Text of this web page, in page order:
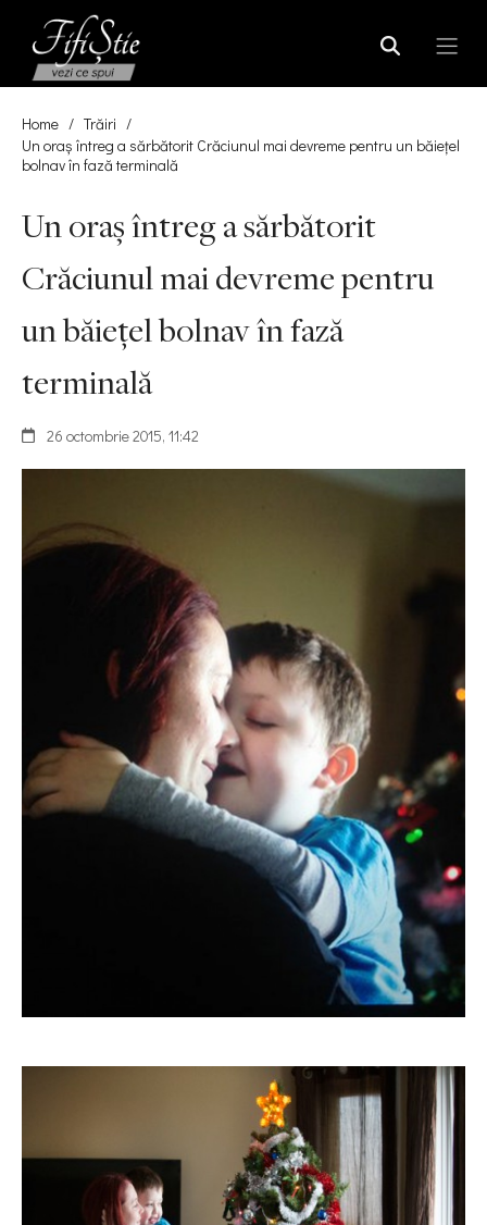
Home / Trăiri /
Un oraș întreg a sărbătorit Crăciunul mai devreme pentru un băiețel
bolnav în fază terminală
Un oraș întreg a sărbătorit
Crăciunul mai devreme pentru
un băiețel bolnav în fază
terminală
26 octombrie 2015, 11:42